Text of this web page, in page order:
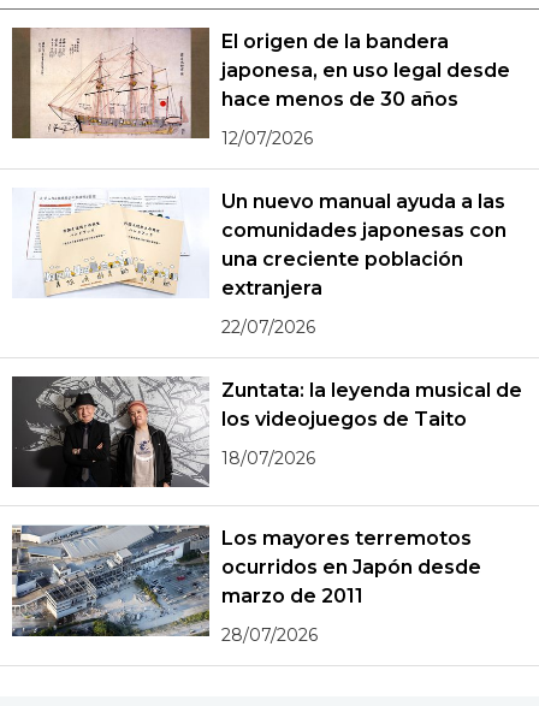
El origen de la bandera
japonesa, en uso legal desde
hace menos de 30 años
12/07/2026
Un nuevo manual ayuda a las
comunidades japonesas con
una creciente población
extranjera
22/07/2026
Zuntata: la leyenda musical de
los videojuegos de Taito
18/07/2026
Los mayores terremotos
ocurridos en Japón desde
marzo de 2011
28/07/2026